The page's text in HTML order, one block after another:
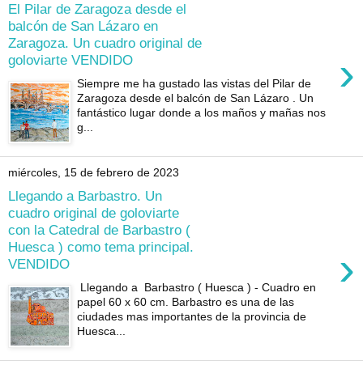
El Pilar de Zaragoza desde el
balcón de San Lázaro en
Zaragoza. Un cuadro original de
goloviarte VENDIDO
›
Siempre me ha gustado las vistas del Pilar de
Zaragoza desde el balcón de San Lázaro . Un
fantástico lugar donde a los maños y mañas nos
g...
miércoles, 15 de febrero de 2023
Llegando a Barbastro. Un
cuadro original de goloviarte
con la Catedral de Barbastro (
Huesca ) como tema principal.
VENDIDO
›
Llegando a Barbastro ( Huesca ) - Cuadro en
papel 60 x 60 cm. Barbastro es una de las
ciudades mas importantes de la provincia de
Huesca...